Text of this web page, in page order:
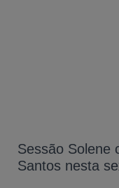
Sessão Solene
Santos nesta